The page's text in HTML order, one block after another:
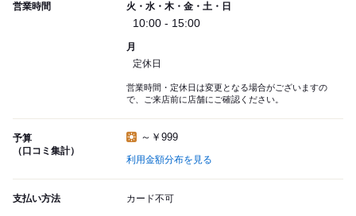
営業時間 火・水・木・金・土・日
10:00 - 15:00
月
定休日
営業時間・定休日は変更となる場合がございますの
で、ご来店前に店舗にご確認ください。
予算
（口コミ集計）
～￥999
利用金額分布を見る
支払い方法 カード不可